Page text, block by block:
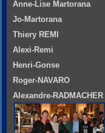
Anne-Lise Martorana
Jo-Martorana
Thiery REMI
Alexi-Remi
Henri-Gonse
Roger-NAVARO
Alexandre-RADMACHER